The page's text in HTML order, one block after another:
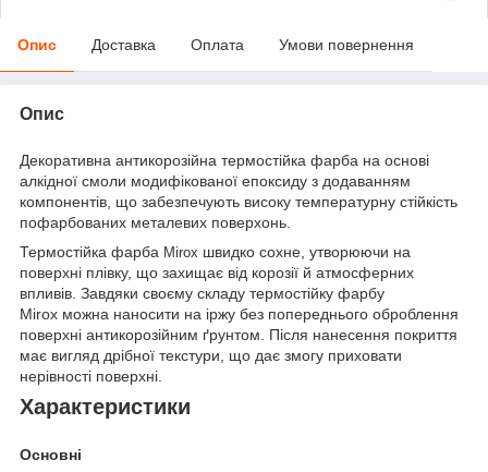
Опис Доставка Оплата Умови повернення
Опис
Декоративна антикорозійна термостійка фарба на основі
алкідної смоли модифікованої епоксиду з додаванням
компонентів, що забезпечують високу температурну стійкість
пофарбованих металевих поверхонь.
Термостійка фарба Mirox швидко сохне, утворюючи на
поверхні плівку, що захищає від корозії й атмосферних
впливів. Завдяки своєму складу термостійку фарбу
Mirox можна наносити на іржу без попереднього оброблення
поверхні антикорозійним ґрунтом. Після нанесення покриття
має вигляд дрібної текстури, що дає змогу приховати
нерівності поверхні.
Характеристики
Основні